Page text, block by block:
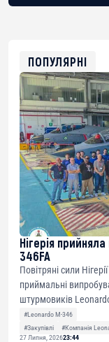
ПОПУЛЯРНІ
Нігерія
346FA
Повітряні сили
приймальні
штурмовиків
#Leonardo M-346
#Закупівлі
#Компанія
27 Липня, 202623:44